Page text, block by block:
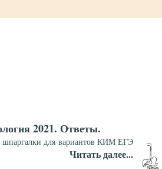
2021. Ответы.
шпаргалки для вариантов КИМ ЕГЭ
Читать далее...